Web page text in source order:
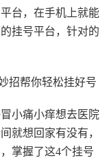
台，在手机上就能
挂号平台，针对的
招帮你轻松挂好号
小痛小痒想去医院
就想回家有没有，
掌握了这4个挂号